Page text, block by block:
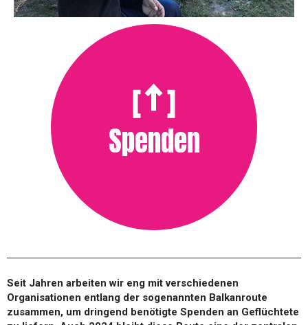
Spenden
Seit Jahren arbeiten wir eng mit verschiedenen
Organisationen entlang der sogenannten Balkanroute
zusammen, um dringend benötigte Spenden an Geflüchtete